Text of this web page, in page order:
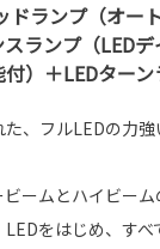
ランプ（オー
ランプ（LED
）＋LEDター
、フルLEDの力強
ビームとハイビー
をはじめ、すべ